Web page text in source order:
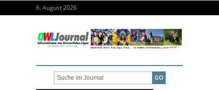
6. August 2026